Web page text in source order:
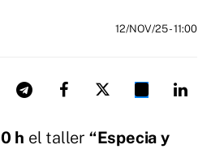
12/NOV/25- 11:00
h el taller “Especia y